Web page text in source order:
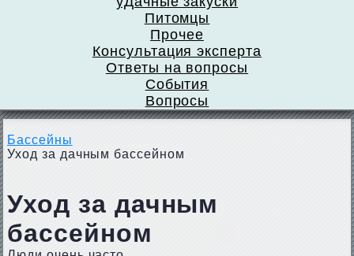
Питомцы
Прочее
Консультация эксперта
Ответы на вопросы
События
Вопросы
Бассейны
Уход за дачным бассейном
Уход за дачным
бассейном